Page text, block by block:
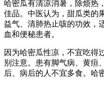
哈密瓜有清凉消暑，除烦热
佳品。中医认为，甜瓜类的
益气、清肺热止咳的功效，
血和便秘患者。
因为哈密瓜性凉，不宜吃得
别注意。患有脚气病、黄疸
后、病后的人不宜多食。哈